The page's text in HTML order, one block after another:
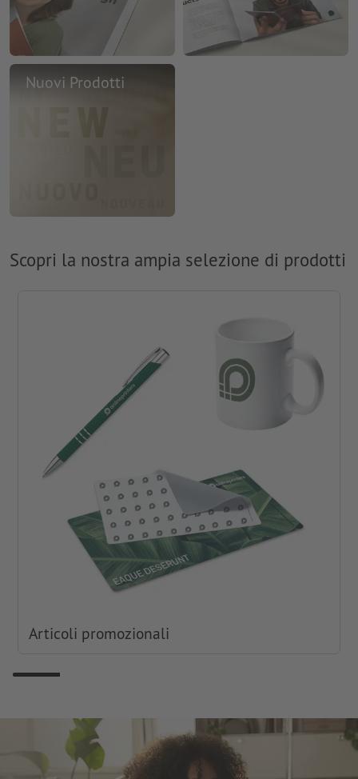
Nuovi Prodotti
Scopri la nostra ampia selezione di prodotti
Articoli promozionali